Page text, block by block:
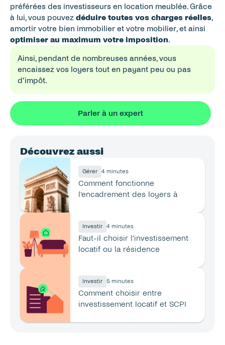
préférées des investisseurs en location meublée. Grâce
à lui, vous pouvez déduire toutes vos charges réelles,
optimiser au maximum votre imposition.
Ainsi, pendant de nombreuses années, vous
encaissez vos loyers tout en payant peu ou pas
d’impôt.
Parler à un expert
Découvrez aussi
Gérer 4 minutes
Comment fonctionne
l’encadrement des loyers à
Investir 4 minutes
Faut-il choisir l’investissement
locatif ou la résidence
Investir 5 minutes
Comment choisir entre
investissement locatif et SCPI